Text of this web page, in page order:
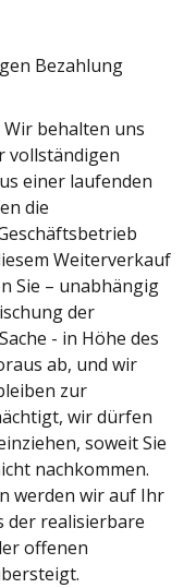
Bezahlung
behalten uns
vollständigen
einer laufenden
die
Weiterverkauf
Sie – unabhängig
der
- in Höhe des
ab, und wir
zur
wir dürfen
soweit Sie
nachkommen.
werden wir auf Ihr
der realisierbare
offenen